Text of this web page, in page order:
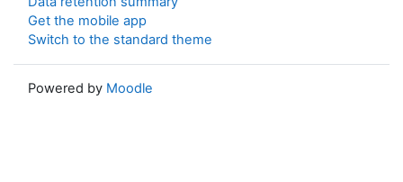
Get the mobile app
Switch to the standard theme
Powered by Moodle